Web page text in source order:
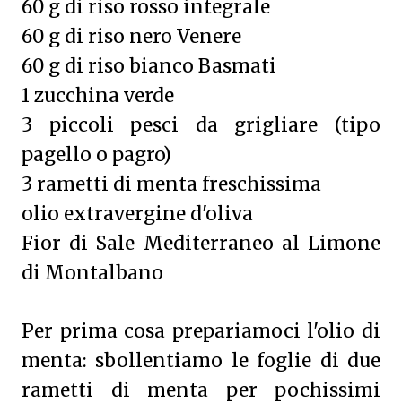
60 g di riso rosso integrale
60 g di riso nero Venere
60 g di riso bianco Basmati
1 zucchina verde
3 piccoli pesci da grigliare (tipo
pagello o pagro)
3 rametti di menta freschissima
olio extravergine d'oliva
Fior di Sale Mediterraneo al Limone
di Montalbano
Per prima cosa prepariamoci l'olio di
menta: sbollentiamo le foglie di due
rametti di menta per pochissimi